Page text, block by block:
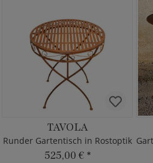
TAVOLA
Runder Gartentisch in Rostoptik
525,00 € *